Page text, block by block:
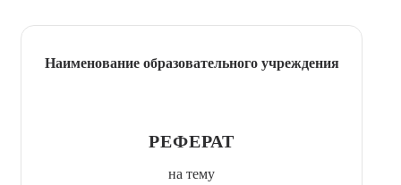
Наименование образовательного учреждения
РЕФЕРАТ
на тему